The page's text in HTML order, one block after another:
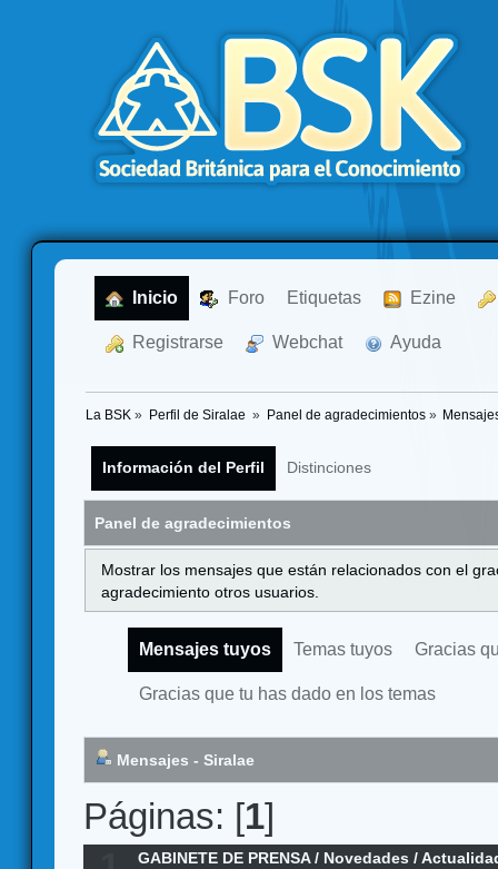
Inicio Foro Etiquetas Ezine
Registrarse Webchat Ayuda
La BSK » Perfil de Siralae » Panel de agradecimientos»
Información del Perfil Distinciones
Panel de agradecimientos
Mostrar los mensajes que están relacionados con el
agradecimiento otros usuarios.
Mensajes tuyos Temas tuyos Gracias
Gracias que tu has dado en los temas
Mensajes - Siralae
Páginas: [1]
GABINETE DE PRENSA/ Novedades /